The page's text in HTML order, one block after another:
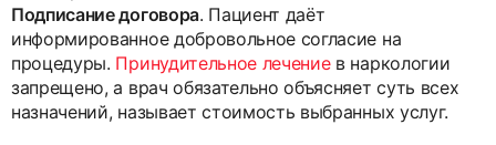
Подписание договора. Пациент даёт
информированное добровольное согласие на
процедуры. Принудительное лечениев наркологии
запрещено, а врач обязательно объясняет суть всех
назначений, называет стоимость выбранных услуг.